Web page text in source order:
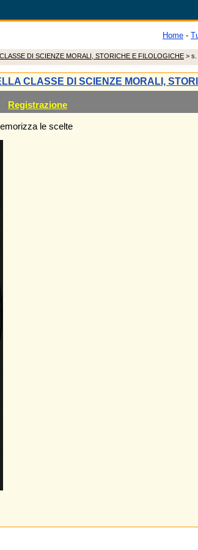
Home -
DI SCIENZE MORALI, STORICHE E FILOLOGICHE > s.
CLASSE DI SCIENZE MORALI,
Registrazione
le scelte